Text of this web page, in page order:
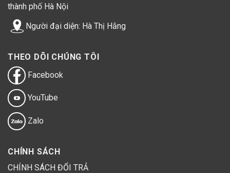
thành phố Hà Nội
Người đại diện: Hà Thị Hằng
THEO DÕI CHÚNG TÔI
Facebook
YouTube
Zalo
CHÍNH SÁCH
CHÍNH SÁCH ĐỔI TRẢ